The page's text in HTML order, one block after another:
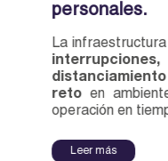
personales.
La infraestructura
interrupciones,
distanciamiento
retoen
operación en
Leer más